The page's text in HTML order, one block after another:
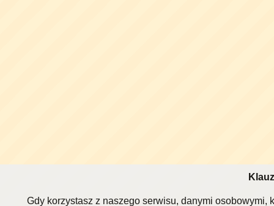
Gdy korzystasz z naszego serwisu, danymi osobowymi,